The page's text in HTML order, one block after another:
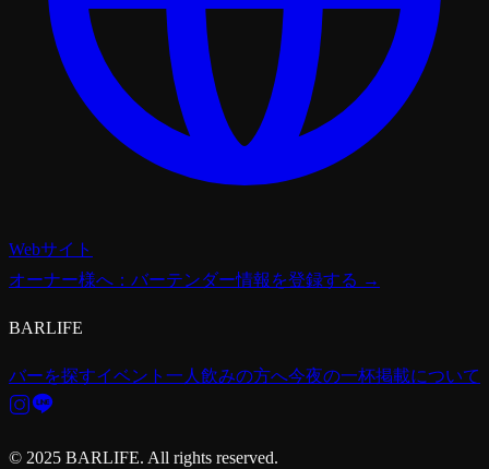
Webサイト
オーナー様へ：バーテンダー情報を登録する →
BARLIFE
バーを探すイベント 一人飲みの方へ今夜の一杯掲載について
© 2025 BARLIFE. All rights reserved.